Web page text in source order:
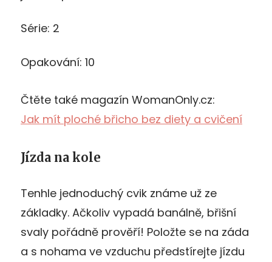
Série: 2
Opakování: 10
Čtěte také magazín WomanOnly.cz:
Jak mít ploché břicho bez diety a cvičení
Jízda na kole
Tenhle jednoduchý cvik známe už ze
základky. Ačkoliv vypadá banálně, břišní
svaly pořádně prověří! Položte se na záda
a s nohama ve vzduchu předstírejte jízdu